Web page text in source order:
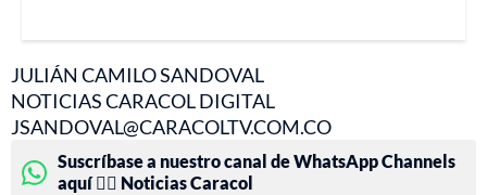
JULIÁN CAMILO SANDOVAL
NOTICIAS CARACOL DIGITAL
JSANDOVAL@CARACOLTV.COM.CO
Suscríbase a nuestro canal de WhatsApp Channels
aquí 👉🏻 Noticias Caracol